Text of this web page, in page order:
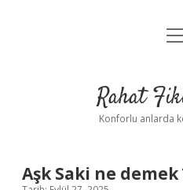
Yasal
Rahat
Konforlu anlarda
Aşk Saki ne demek